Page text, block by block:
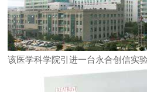
该医学科学院引进一台永合创信实